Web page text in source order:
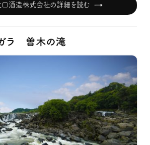
口酒造株式会社の詳細を読む
ラ 曽木の滝